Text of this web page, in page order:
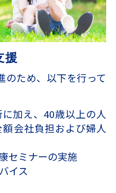
援
のため、以下を⾏って
加え、40歳以上の⼈
会社負担および婦⼈
セミナーの実施
イス